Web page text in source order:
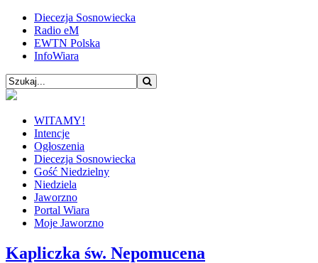
Diecezja Sosnowiecka
Radio eM
EWTN Polska
InfoWiara
WITAMY!
Intencje
Ogłoszenia
Diecezja Sosnowiecka
Gość Niedzielny
Niedziela
Jaworzno
Portal Wiara
Moje Jaworzno
Kapliczka św. Nepomucena